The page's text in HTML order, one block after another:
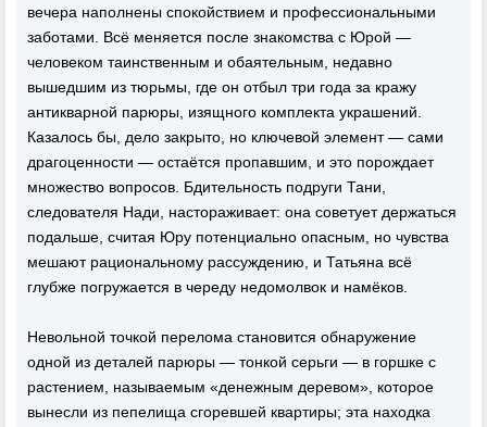
вечера наполнены спокойствием и профессиональными
заботами. Всё меняется после знакомства с Юрой —
человеком таинственным и обаятельным, недавно
вышедшим из тюрьмы, где он отбыл три года за кражу
антикварной парюры, изящного комплекта украшений.
Казалось бы, дело закрыто, но ключевой элемент — сами
драгоценности — остаётся пропавшим, и это порождает
множество вопросов. Бдительность подруги Тани,
следователя Нади, настораживает: она советует держаться
подальше, считая Юру потенциально опасным, но чувства
мешают рациональному рассуждению, и Татьяна всё
глубже погружается в череду недомолвок и намёков.
Невольной точкой перелома становится обнаружение
одной из деталей парюры — тонкой серьги — в горшке с
растением, называемым «денежным деревом», которое
вынесли из пепелища сгоревшей квартиры; эта находка